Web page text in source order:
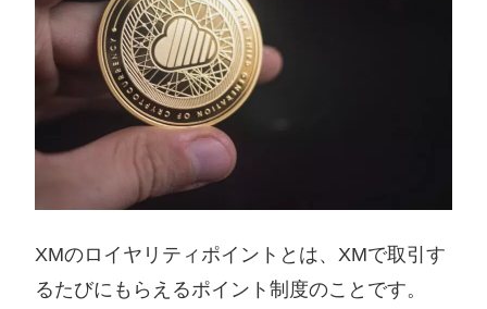
XMのロイヤリティポイントとは、XMで取引す
るたびにもらえるポイント制度のことです。